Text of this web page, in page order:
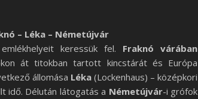
– Léka – Németújvár
keressük fel. Fraknó várában
át titokban tartott kincstárát és Európa
állomása Léka (Lockenhaus) – középkori
idő. Délután látogatás a Németújvár-i grófok